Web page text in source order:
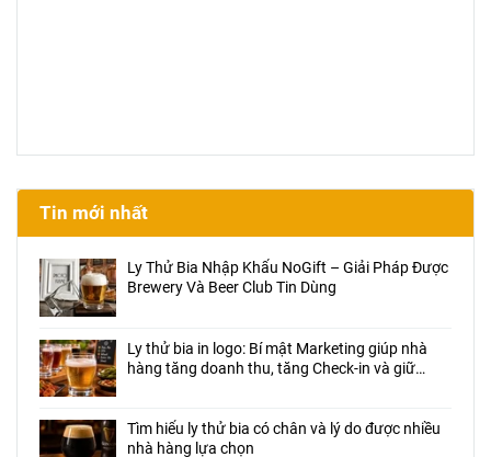
Tin mới nhất
Ly Thử Bia Nhập Khẩu NoGift – Giải Pháp Được
Brewery Và Beer Club Tin Dùng
Ly thử bia in logo: Bí mật Marketing giúp nhà
hàng tăng doanh thu, tăng Check-in và giữ
Tìm hiểu ly thử bia có chân và lý do được nhiều
nhà hàng lựa chọn